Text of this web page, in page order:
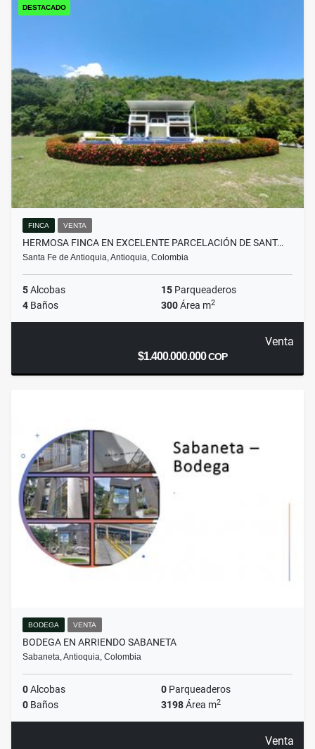
DESTACADO
FINCA VENTA
HERMOSA FINCA EN EXCELENTE PARCELACIÓN DE SANT…
Santa Fe de Antioquia, Antioquia, Colombia
5Alcobas 15 Parqueaderos
4 Baños 300Área m2
Venta
$1.400.000.000COP
BODEGA VENTA
BODEGA EN ARRIENDO SABANETA
Sabaneta, Antioquia, Colombia
0Alcobas 0 Parqueaderos
0 Baños 3198Área m2
Venta